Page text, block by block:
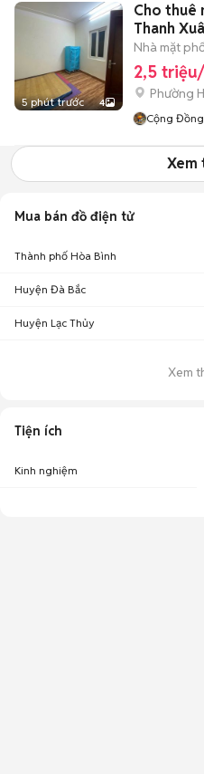
5 phút trước 4
Cho thuê
Thanh
Nhà mặt
2,5
Phường
Cộng
Xem
Mua bán đồ điện tử
Thành phố Hòa Bình
Huyện Đà Bắc
Huyện Lạc Thủy
Xem
Tiện ích
Kinh nghiệm